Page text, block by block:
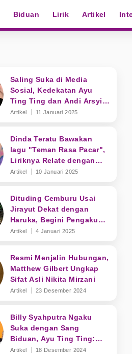
Biduan Lirik Artikel
Saling Suka di Media
Sosial, Kedekatan Ayu
Ting Ting dan Andi Arsyil
Jadi Sorotan Netizen
Artikel 11 Januari 2025
Dinda Teratu Bawakan
lagu "Teman Rasa Pacar",
Liriknya Relate dengan
Anak Muda Sekarang
Artikel 10 Januari 2025
Dituding Cemburu Usai
Jirayut Dekat dengan
Haruka, Begini Pengakuan
Halda Rianti
Artikel 4 Januari 2025
Resmi Menjalin Hubungan,
Matthew Gilbert Ungkap
Sifat Asli Nikita Mirzani
Artikel 23 Desember 2024
Billy Syahputra Ngaku
Suka dengan Sang
Biduan, Ayu Ting Ting:
Nggak Ada Usahanya!
Artikel 18 Desember 2024